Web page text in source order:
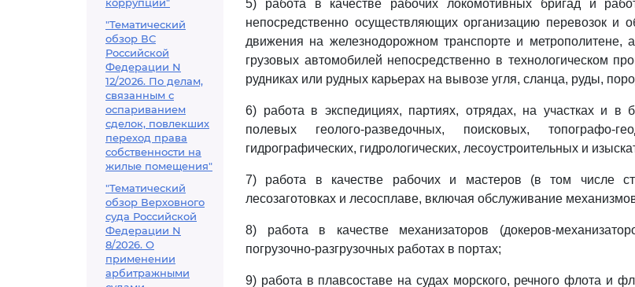
"Тематический
обзор ВС
Российской
Федерации N
12/2026. По делам,
связанным с
оспариванием
сделок, повлекших
переход права
собственности на
жилые помещения"
"Тематический
обзор Верховного
суда Российской
Федерации N
8/2026. О
применении
арбитражными
5) работа в качестве рабочих локомотивных бригад и
непосредственно осуществляющих организацию перевозок и
движения на железнодорожном транспорте и метрополитене,
грузовых автомобилей непосредственно в технологическом
рудниках или рудных карьерах на вывозе угля, сланца, руды,
6) работа в экспедициях, партиях, отрядах, на участках и в
полевых геолого-разведочных, поисковых, топографо-
гидрографических, гидрологических, лесоустроительных и
7) работа в качестве рабочих и мастеров (в том числе
лесозаготовках и лесосплаве, включая обслуживание
8) работа в качестве механизаторов (докеров-
погрузочно-разгрузочных работах в портах;
9) работа в плавсоставе на судах морского, речного флота и